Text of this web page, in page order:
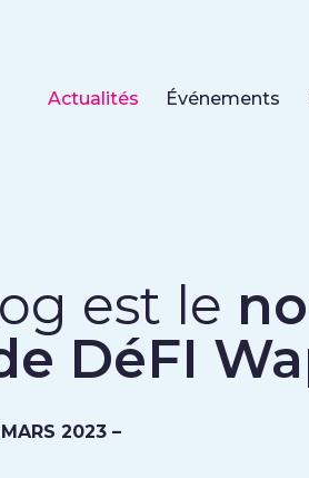
Actualités Événements
est le
DéFI
2023 –